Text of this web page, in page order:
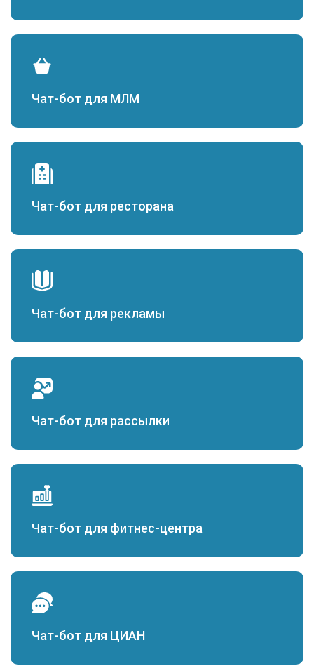
Чат-бот для МЛМ
Чат-бот для ресторана
Чат-бот для рекламы
Чат-бот для рассылки
Чат-бот для фитнес-центра
Чат-бот для ЦИАН